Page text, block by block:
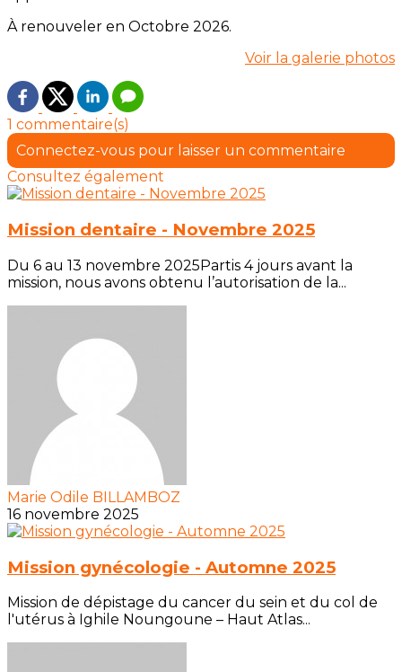
À renouveler en Octobre 2026.
Voir la galerie photos
1 commentaire(s)
Connectez-vous pour laisser un commentaire
Consultez également
Mission dentaire - Novembre 2025
Du 6 au 13 novembre 2025Partis 4 jours avant la
mission, nous avons obtenu l’autorisation de la...
Marie Odile BILLAMBOZ
16 novembre 2025
Mission gynécologie - Automne 2025
Mission de dépistage du cancer du sein et du col de
l'utérus à Ighile Noungoune – Haut Atlas...